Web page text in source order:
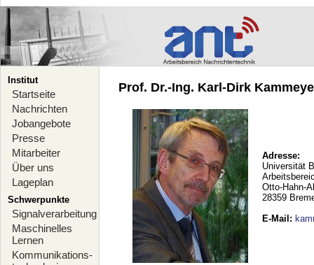
Institut
Startseite
Nachrichten
Jobangebote
Presse
Mitarbeiter
Über uns
Lageplan
Schwerpunkte
Signalverarbeitung
Maschinelles
Lernen
Kommunikations-
Prof. Dr.-Ing. Karl-Dirk
Adresse:
Universität
Otto-Hahn-
28359
E-Mail :